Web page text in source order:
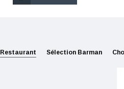
Restaurant Sélection Barman